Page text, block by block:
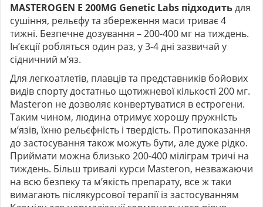
MASTEROGEN E 200MG Genetic Labs підходитьдля
сушіння, рельєфу та збереження маси триває 4
тижні. Безпечне дозування – 200-400 мг на тиждень.
Ін’єкції робляться один раз, у 3-4 дні зазвичай у
сідничний м’яз.
Для легкоатлетів, плавців та представників бойових
видів спорту достатньо щотижневої кількості 200 мг.
Masteron не дозволяє конвертуватися в естрогени.
Таким чином, людина отримує хорошу пружність
м’язів, їхню рельєфність і твердість. Протипоказання
до застосування також можуть бути, але дуже рідко.
Приймати можна близько 200-400 міліграм тричі на
тиждень. Більш тривалі курси Masteron, незважаючи
на всю безпеку та м’якість препарату, все ж таки
вимагають післякурсової терапії із застосуванням